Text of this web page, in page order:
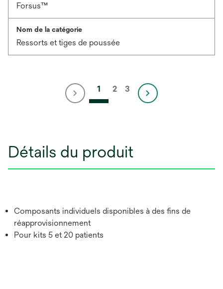
Forsus™
Nom de la catégorie
Ressorts et tiges de poussée
1 2 3
Détails du produit
Composants individuels disponibles à des fins de
réapprovisionnement
Pour kits 5 et 20 patients